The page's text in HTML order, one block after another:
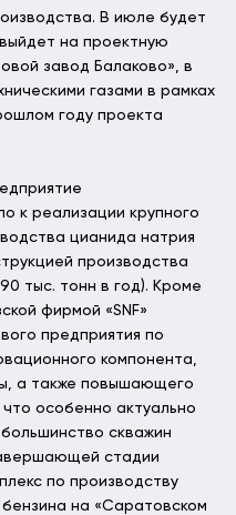
В июле будет
на проектную
завод Балаково», в
газами в рамках
году проекта
к реализации крупного
цианида натрия
производства
тыс. тонн в год). Кроме
фирмой «SNF»
предприятия по
компонента,
а также повышающего
особенно актуально
скважин
стадии
по производству
на «Саратовском